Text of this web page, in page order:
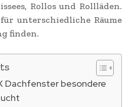
Rollos und Rollläden.
unterschiedliche Räume
finden.
Dachfenster besondere